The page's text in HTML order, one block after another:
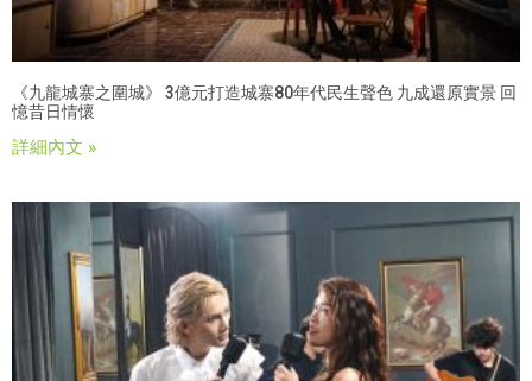
《九龍城寨之圍城》 3億元打造城寨80年代民生聲色 九成還原實景 回
憶昔日情懷
詳細內文 »